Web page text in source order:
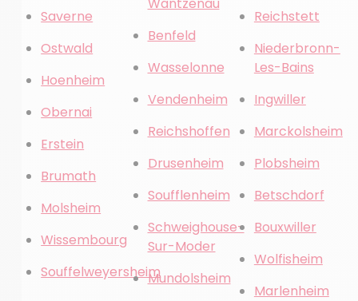
Saverne
Ostwald
Hoenheim
Obernai
Erstein
Brumath
Molsheim
Wissembourg
Souffelweyersheim
Benfeld
Wasselonne
Vendenheim
Reichshoffen
Drusenheim
Soufflenheim
Schweighouse-
Sur-Moder
Mundolsheim
Reichstett
Niederbronn-
Les-Bains
Ingwiller
Marckolsheim
Plobsheim
Betschdorf
Bouxwiller
Wolfisheim
Marlenheim